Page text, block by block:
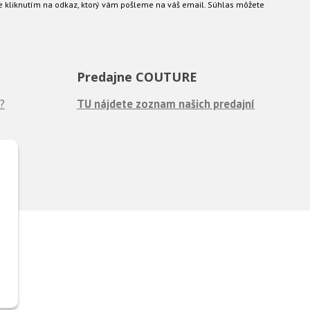
na odkaz, ktorý vám pošleme na váš email. Súhlas môžete
Predajne COUTURE
TU nájdete zoznam našich predajní